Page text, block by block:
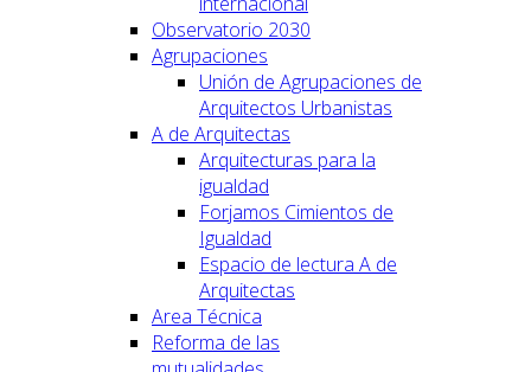
Observatorio 2030
Agrupaciones
Unión de Agrupaciones de
Arquitectos Urbanistas
A de Arquitectas
Arquitecturas para la
igualdad
Forjamos Cimientos de
Igualdad
Espacio de lectura A de
Arquitectas
Area Técnica
Reforma de las